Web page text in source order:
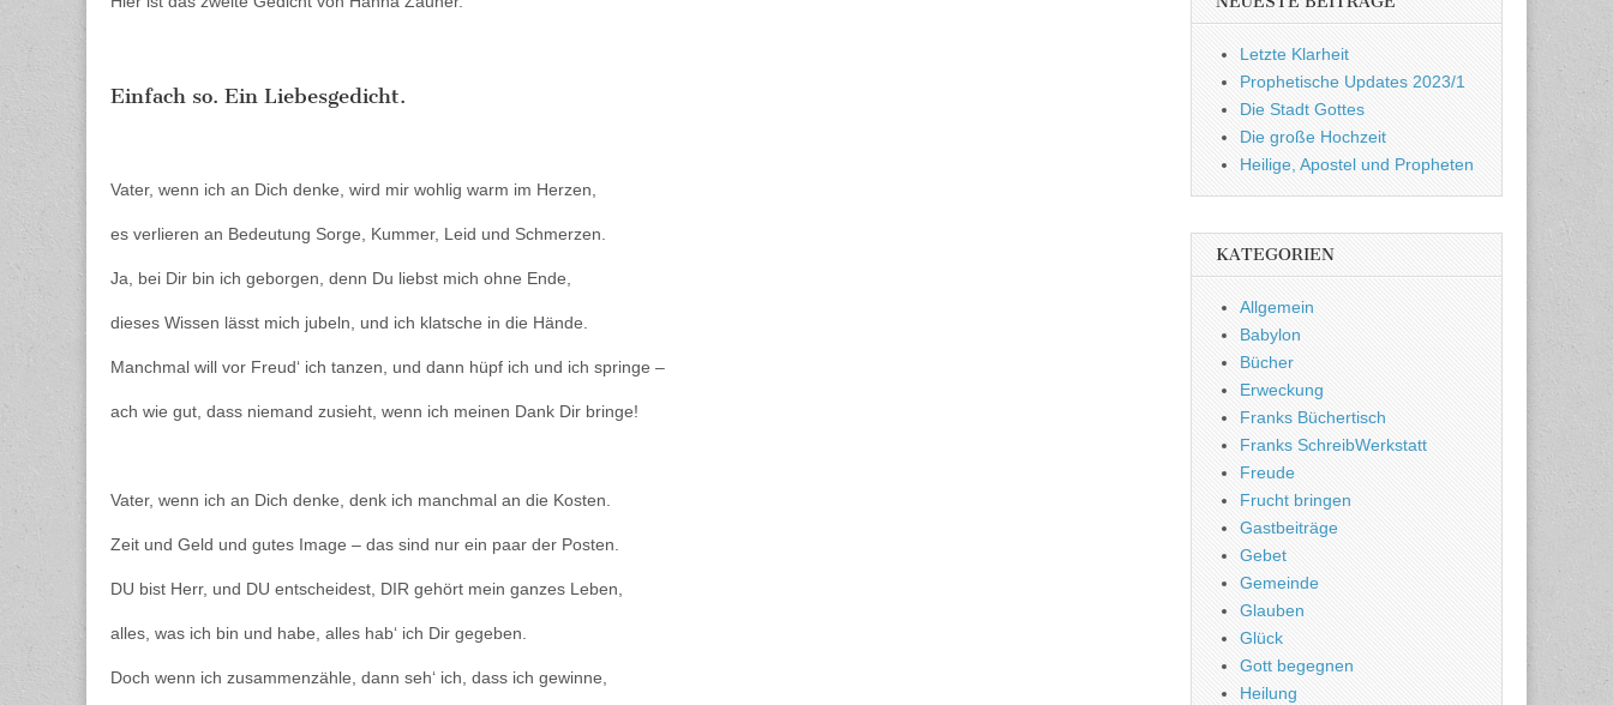
Einfach so. Ein Liebesgedicht.
Vater, wenn ich an Dich denke, wird mir wohlig warm im Herzen,
es verlieren an Bedeutung Sorge, Kummer, Leid und Schmerzen.
Ja, bei Dir bin ich geborgen, denn Du liebst mich ohne Ende,
dieses Wissen lässt mich jubeln, und ich klatsche in die Hände.
Manchmal will vor Freud‘ ich tanzen, und dann hüpf ich und ich springe –
ach wie gut, dass niemand zusieht, wenn ich meinen Dank Dir bringe!
Vater, wenn ich an Dich denke, denk ich manchmal an die Kosten.
Zeit und Geld und gutes Image – das sind nur ein paar der Posten.
DU bist Herr, und DU entscheidest, DIR gehört mein ganzes Leben,
alles, was ich bin und habe, alles hab‘ ich Dir gegeben.
Doch wenn ich zusammenzähle, dann seh‘ ich, dass ich gewinne,
Letzte Klarheit
Prophetische Updates 2023/1
Die Stadt Gottes
Die große Hochzeit
Heilige, Apostel und Propheten
KATEGORIEN
Allgemein
Babylon
Bücher
Erweckung
Franks Büchertisch
Franks SchreibWerkstatt
Freude
Frucht bringen
Gastbeiträge
Gebet
Gemeinde
Glauben
Glück
Gott begegnen
Heilung